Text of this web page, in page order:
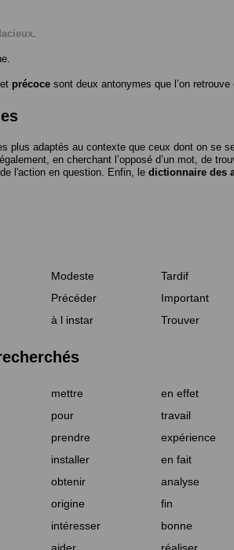
précoce sont deux antonymes que l’on
plus adaptés au contexte que ceux dont on se
en cherchant l’opposé d’un mot, de
l'action en question. Enfin, le dictionnaire des
Modeste Tardif
Précéder Important
à l instar Trouver
mettre en effet
pour travail
prendre expérience
installer en fait
obtenir analyse
origine fin
intéresser bonne